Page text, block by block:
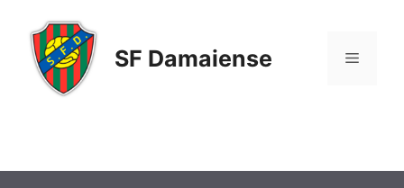
para
conteúdo
SF Damaiense Menu